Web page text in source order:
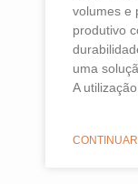
volumes e
produtivo
uma
A utilização